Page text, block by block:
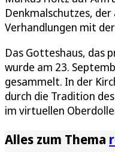
Denkmalschutzes,
Verhandlungen mit
Das Gotteshaus, das
wurde am 23.
gesammelt. In der
durch die Tradition
im virtuellen
Alles zum Thema